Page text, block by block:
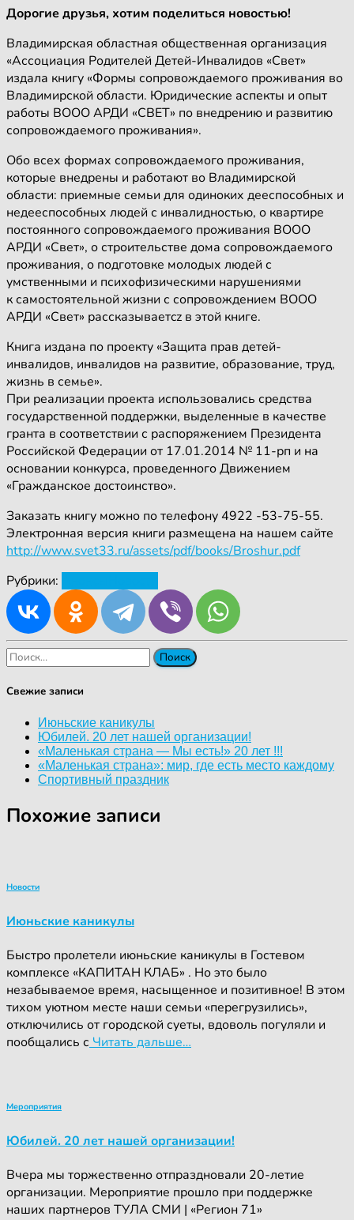
Дорогие друзья, хотим поделиться новостью!
Владимирская областная общественная организация
«Ассоциация Родителей Детей-Инвалидов «Свет»
издала книгу «Формы сопровождаемого проживания во
Владимирской области. Юридические аспекты и опыт
работы ВООО АРДИ «СВЕТ» по внедрению и развитию
сопровождаемого проживания».
Обо всех формах сопровождаемого проживания,
которые внедрены и работают во Владимирской
области: приемные семьи для одиноких дееспособных и
недееспособных людей с инвалидностью, о квартире
постоянного сопровождаемого проживания ВООО
АРДИ «Свет», о строительстве дома сопровождаемого
проживания, о подготовке молодых людей с
умственными и психофизическими нарушениями
к самостоятельной жизни с сопровождением ВООО
АРДИ «Свет» рассказываетcz в этой книге.
Книга издана по проекту «Защита прав детей-
инвалидов, инвалидов на развитие, образование, труд,
жизнь в семье».
При реализации проекта использовались средства
государственной поддержки, выделенные в качестве
гранта в соответствии с распоряжением Президента
Российской Федерации от 17.01.2014 № 11-рп и на
основании конкурса, проведенного Движением
«Гражданское достоинство».
Заказать книгу можно по телефону 4922 -53-75-55.
Электронная версия книги размещена на нашем сайте
http://www.svet33.ru/assets/pdf/books/Broshur.pdf
Рубрики:
Найти:
Свежие записи
Июньские каникулы
Юбилей. 20 лет нашей организации!
«Маленькая страна — Мы есть!» 20 лет !!!
«Маленькая страна»: мир, где есть место каждому
Спортивный праздник
Похожие записи
Новости
Июньские каникулы
Быстро пролетели июньские каникулы в Гостевом
комплексе «КАПИТАН КЛАБ» . Но это было
незабываемое время, насыщенное и позитивное! В этом
тихом уютном месте наши семьи «перегрузились»,
отключились от городской суеты, вдоволь погуляли и
пообщались с Читать дальше…
Мероприятия
Юбилей. 20 лет нашей организации!
Вчера мы торжественно отпраздновали 20-летие
организации. Мероприятие прошло при поддержке
наших партнеров ТУЛА СМИ | «Регион 71»